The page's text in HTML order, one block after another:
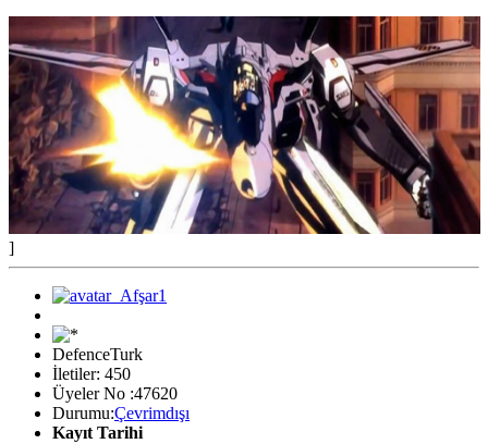
]
DefenceTurk
İletiler: 450
Üyeler No :47620
Durumu:Çevrimdışı
Kayıt Tarihi